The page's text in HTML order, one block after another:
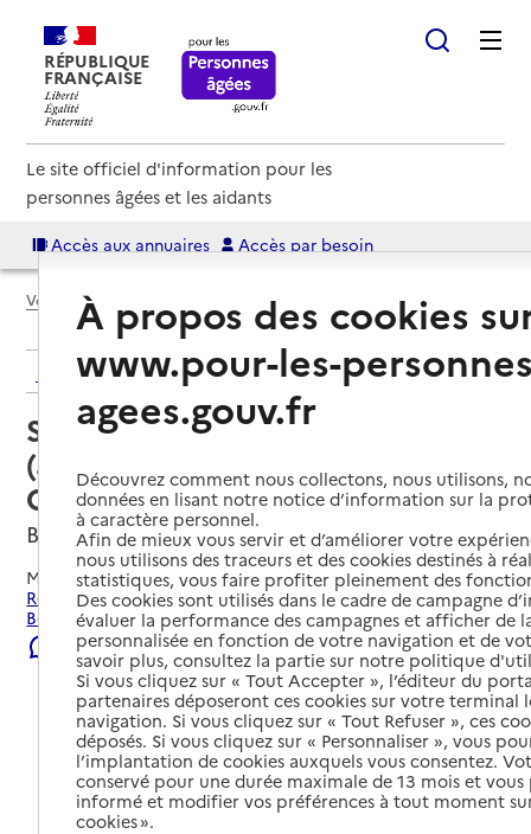
RÉPUBLIQUE
FRANÇAISE
Le site officiel d'information pour les
personnes âgées et les aidants
Accès aux annuaires Accès par besoin
Voir le fil d’Ariane
Retour aux résultats de l'annuaire
Service autonomie à domicile
(aide) – Services du SIVOM du
Canton de Boves
Boves, SOMME
Mis à jour le23/07/2026
Rechercher les établissements et services autour de
Boves.
Signaler une erreur
À propos des cookies
www.pour-les-
agees.gouv.fr
Découvrez comment nous collectons, nous utilisons,
données en lisant notre notice d’information sur la
à caractère personnel.
Afin de mieux vous servir et d’améliorer votre
nous utilisons des traceurs et des cookies destinés à
statistiques, vous faire profiter pleinement des
Des cookies sont utilisés dans le cadre de campagne
évaluer la performance des campagnes et afficher de
personnalisée en fonction de votre navigation et de
savoir plus, consultez la partie sur notre politique
Si vous cliquez sur « Tout Accepter », l’éditeur du
partenaires déposeront ces cookies sur votre terminal
navigation. Si vous cliquez sur « Tout Refuser », ces
déposés. Si vous cliquez sur « Personnaliser », vous
l’implantation de cookies auxquels vous consentez.
conservé pour une durée maximale de 13 mois et
informé et modifier vos préférences à tout moment
cookies ».